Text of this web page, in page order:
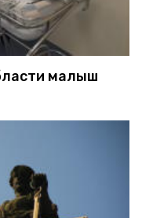
малыш